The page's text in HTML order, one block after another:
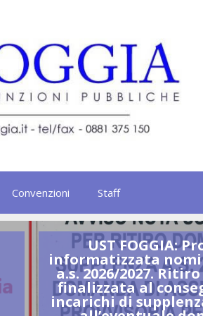
Convenzioni Staff
UST FOGGIA:
informatizzata
a.s. 2026/2027.
finalizzata al
incarichi di